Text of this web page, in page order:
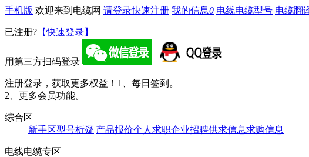
手机版 欢迎来到电缆网 请登录快速注册 我的信息0 电线电缆型号 电缆翻
已注册? 【快速登录】
用第三方扫码登录
注册登录，获取更多权益！ 1、每日签到。
2、更多会员功能。
综合区
新手区型号析疑|产品报价个人求职企业招聘供求信息求购信息
电线电缆专区